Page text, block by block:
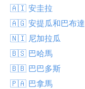
🇦🇮 安圭拉
🇦🇬 安提瓜和巴布達
🇳🇮 尼加拉瓜
🇧🇸 巴哈馬
🇧🇧 巴巴多斯
🇵🇦 巴拿馬